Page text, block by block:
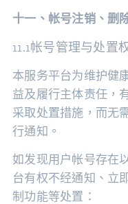
十一、帐号注销、删
11.1帐号管理与处置
本服务平台为维护健
益及履行主体责任，
采取处置措施，而无
行通知。
如发现用户帐号存在
台有权不经通知、立
制功能等处置：